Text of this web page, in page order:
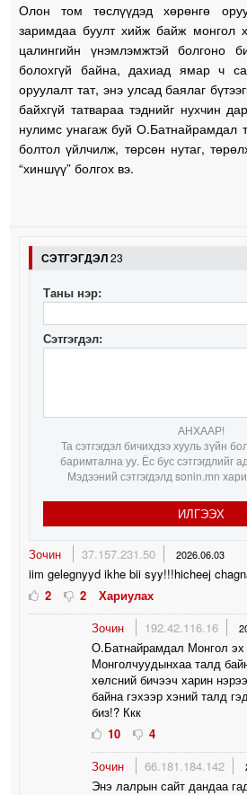
Олон том төслүүдэд хөрөнгө
заримдаа буулт хийж байж монгол
цалингийн үнэмлэмжтэй болгоно
болохгүй байна, дахиад ямар ч
оруулалт тат, энэ улсад баялаг
байхгүй татвараа тэднийг нухчин
нулимс унагаж буй О.Батнайрамдал
болтол үйлчилж, төрсөн нутаг,
“хиншүү” болгох вэ.
СЭТГЭГДЭЛ23
Таны нэр:
Сэтгэгдэл:
АНХААР!
Та сэтгэгдэл бичихдээ хууль зүйн
баримтална уу. Ёс бус сэтгэгдлийг
Мэдээний сэтгэгдэлд sonin.mn
ИЛГЭЭХ
Зочин 37.157.231.50 2026.06.03
iim gelegnyyd ikhe bii syy!!!hicheej
2
2
Хариулах
Зочин
192.42.116.16
О.Батнайрамдал Монгол эх
Монголчуудынхаа талд
хөлсний бичээч харин
байна гэхээр хэний талд
биз!? Ккк
10
4
Зочин
66.181.184.142
Энэ лалрын сайт дандаа